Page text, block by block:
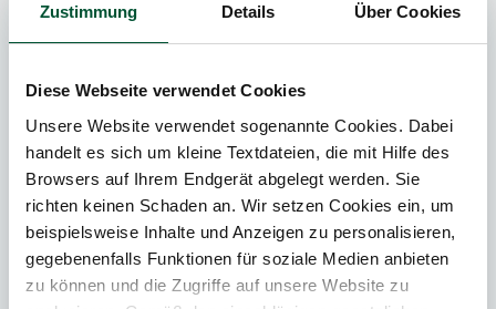
Zustimmung Details Über Cookies
Diese Webseite verwendet Cookies
Unsere Website verwendet sogenannte Cookies. Dabei
handelt es sich um kleine Textdateien, die mit Hilfe des
Browsers auf Ihrem Endgerät abgelegt werden. Sie
richten keinen Schaden an. Wir setzen Cookies ein, um
beispielsweise Inhalte und Anzeigen zu personalisieren,
gegebenenfalls Funktionen für soziale Medien anbieten
zu können und die Zugriffe auf unsere Website zu
IMMOBILIEN-
Update